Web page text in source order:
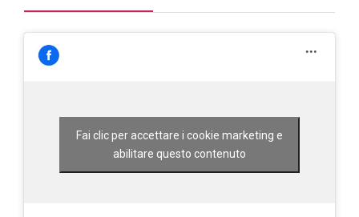
Fai clic per accettare i cookie marketing e
abilitare questo contenuto